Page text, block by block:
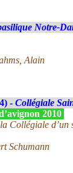
Notre-
Alain
- Collégiale
2010
Collégiale d’un
Schumann